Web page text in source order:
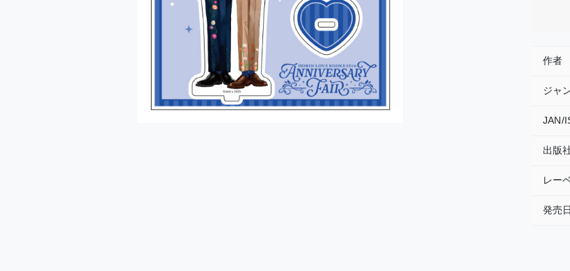
作者
ジャ
JAN/
出版
レー
発売日